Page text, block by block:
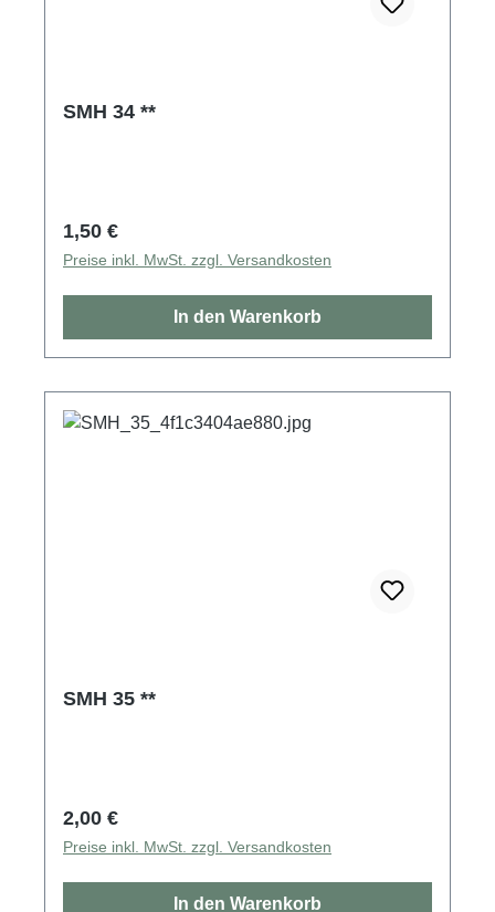
SMH 34 **
Regulärer Preis:
1,50 €
Preise inkl. MwSt. zzgl. Versandkosten
In den Warenkorb
SMH 35 **
Regulärer Preis:
2,00 €
Preise inkl. MwSt. zzgl. Versandkosten
In den Warenkorb